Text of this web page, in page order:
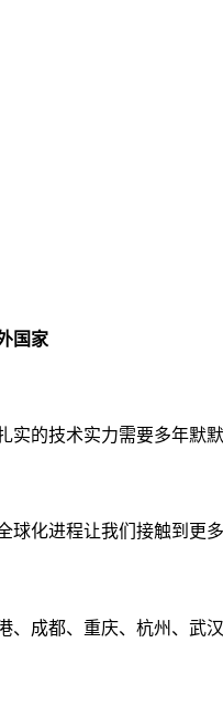
国家
实的技术实力需要多年默
球化进程让我们接触到更
、成都、重庆、杭州、武